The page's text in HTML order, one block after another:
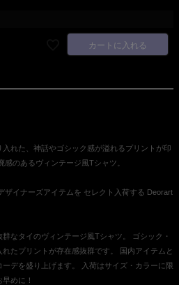
カートに入れる
れた、神話やゴシック感が溢れるプリントが印
のあるヴィンテージ風Tシャツ。
ザイナーズアイテムを セレクト入荷する Deorart
なタイのヴィンテージ風Tシャツ。 ゴシック・
たプリントが存在感抜群です。 国内アイテムと
デを盛り上げます。 入荷はサイズ・カラーに限
めに！